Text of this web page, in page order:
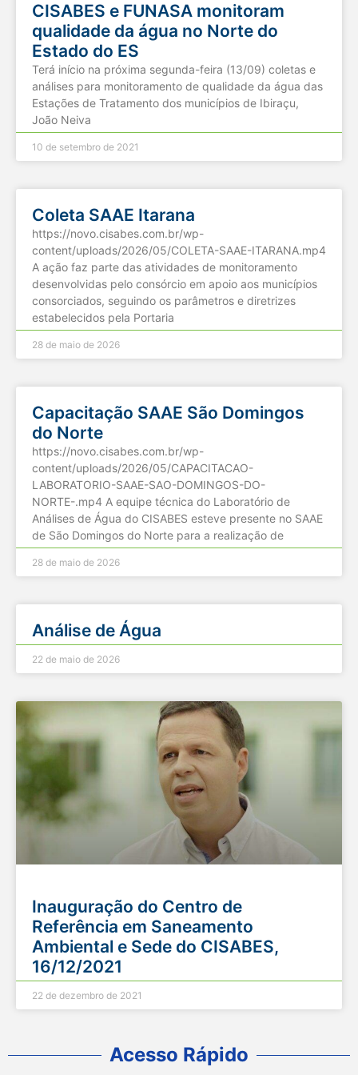
CISABES e FUNASA monitoram
qualidade da água no Norte do
Estado do ES
Terá início na próxima segunda-feira (13/09) coletas e
análises para monitoramento de qualidade da água das
Estações de Tratamento dos municípios de Ibiraçu,
João Neiva
10 de setembro de 2021
Coleta SAAE Itarana
https://novo.cisabes.com.br/wp-
content/uploads/2026/05/COLETA-SAAE-ITARANA.mp4
A ação faz parte das atividades de monitoramento
desenvolvidas pelo consórcio em apoio aos municípios
consorciados, seguindo os parâmetros e diretrizes
estabelecidos pela Portaria
28 de maio de 2026
Capacitação SAAE São Domingos
do Norte
https://novo.cisabes.com.br/wp-
content/uploads/2026/05/CAPACITACAO-
LABORATORIO-SAAE-SAO-DOMINGOS-DO-
NORTE-.mp4 A equipe técnica do Laboratório de
Análises de Água do CISABES esteve presente no SAAE
de São Domingos do Norte para a realização de
28 de maio de 2026
Análise de Água
22 de maio de 2026
Inauguração do Centro de
Referência em Saneamento
Ambiental e Sede do CISABES,
16/12/2021
22 de dezembro de 2021
Acesso Rápido